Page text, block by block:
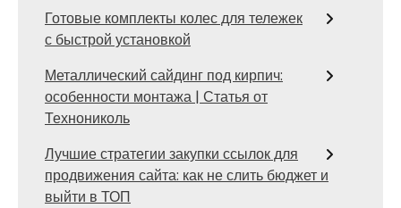
Готовые комплекты колес для тележек
с быстрой установкой
Металлический сайдинг под кирпич:
особенности монтажа | Статья от
Технониколь
Лучшие стратегии закупки ссылок для
продвижения сайта: как не слить бюджет и
выйти в ТОП